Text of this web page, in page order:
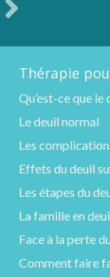
Thérapie
Qu’est-ce que le
Le deuil normal
Les
Effets du deuil
Les étapes du
La famille en
Face à la perte
Comment faire